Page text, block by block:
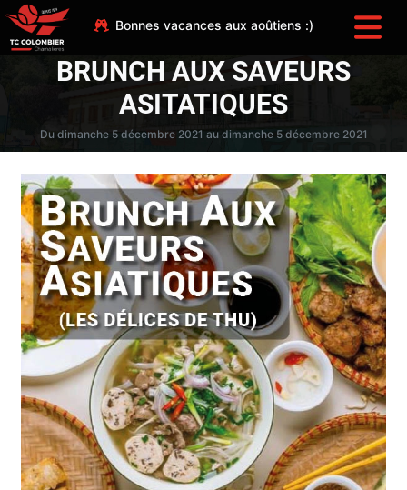
Bonnes vacances aux aoûtiens :)
BRUNCH AUX SAVEURS
ASITATIQUES
Du dimanche 5 décembre 2021 au dimanche 5 décembre 2021